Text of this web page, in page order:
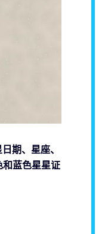
期、星座、
蓝色星星证